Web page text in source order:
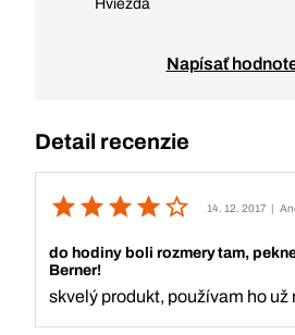
Hviezda
Napísať
Detail recenzie
14. 12. 2017 |
do hodiny boli rozmery tam,
Berner!
skvelý produkt, používam ho už